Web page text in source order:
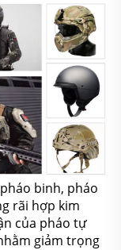
binh, pháo
rãi hợp kim
của pháo tự
giảm trọng